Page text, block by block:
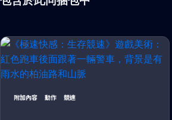
附加內容 動作 競速